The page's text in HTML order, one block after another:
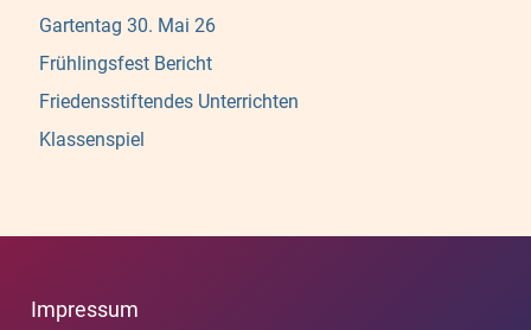
Gartentag 30. Mai 26
Frühlingsfest Bericht
Friedensstiftendes Unterrichten
Klassenspiel
Impressum